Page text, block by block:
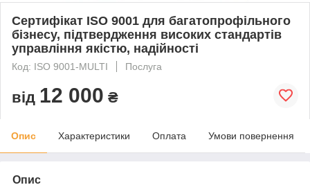
Сертифікат ISO 9001 для багатопрофільного
бізнесу, підтвердження високих стандартів
управління якістю, надійності
Код: ISO 9001-MULTI Послуга
від 12 000 ₴
Опис Характеристики Оплата Умови повернення
Опис